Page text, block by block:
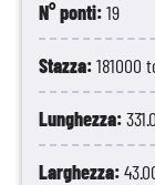
N° ponti:19
Stazza:181000
Lunghezza:
Larghezza: